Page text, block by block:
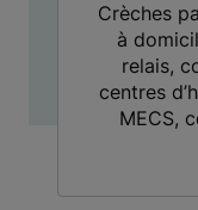
Crèches
à
relais,
centres
MECS,